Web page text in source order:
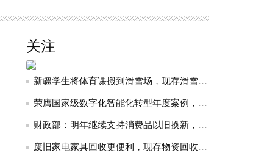
关注
将
新疆学生将体育课搬到滑雪场，现存滑雪相关
荣膺国家级数字化智能化转型年度案例，紫燕
财政部：明年继续支持消费品以旧换新，现存
废旧家电家具回收更便利，现存物资回收相关